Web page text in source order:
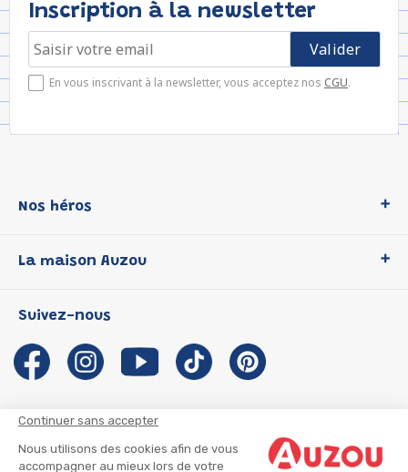
Continuer sans accepter
Nous utilisons des cookies afin de vous
accompagner au mieux lors de votre
Inscription à la newsletter
En vous inscrivant à la newsletter, vous acceptez nos CGU.
Nos héros
P'tit Loup
Les Influenceuses
Migali
Petite Taupe
La maison Auzou
Notre histoire
Auzou s'engage
Auteurs et illustrateurs Auzou
Suivre mon colis
Suivez-nous
CGU